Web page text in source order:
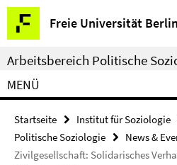
Springe
direkt
zu
Inhalt
Freie Universität Berlin
Service-
Navigation
Arbeitsbereich Politische
MENÜ
Startseite Institut für Soziologie
Politische Soziologie
News &
Zivilgesellschaft: Solidarisches